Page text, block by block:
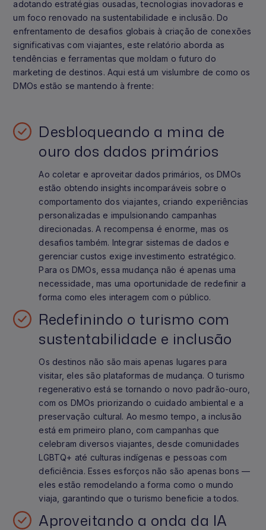
adotando estratégias ousadas, tecnologias inovadoras e
um foco renovado na sustentabilidade e inclusão. Do
enfrentamento de desafios globais à criação de conexões
significativas com viajantes, este relatório aborda as
tendências e ferramentas que moldam o futuro do
marketing de destinos. Aqui está um vislumbre de como os
DMOs estão se mantendo à frente:
Desbloqueando a mina de
ouro dos dados primários
Ao coletar e aproveitar dados primários, os DMOs
estão obtendo insights incomparáveis sobre o
comportamento dos viajantes, criando experiências
personalizadas e impulsionando campanhas
direcionadas. A recompensa é enorme, mas os
desafios também. Integrar sistemas de dados e
gerenciar custos exige investimento estratégico.
Para os DMOs, essa mudança não é apenas uma
necessidade, mas uma oportunidade de redefinir a
forma como eles interagem com o público.
Redefinindo o turismo com
sustentabilidade e inclusão
Os destinos não são mais apenas lugares para
visitar, eles são plataformas de mudança. O turismo
regenerativo está se tornando o novo padrão-ouro,
com os DMOs priorizando o cuidado ambiental e a
preservação cultural. Ao mesmo tempo, a inclusão
está em primeiro plano, com campanhas que
celebram diversos viajantes, desde comunidades
LGBTQ+ até culturas indígenas e pessoas com
deficiência. Esses esforços não são apenas bons —
eles estão remodelando a forma como o mundo
viaja, garantindo que o turismo beneficie a todos.
Aproveitando a onda da IA